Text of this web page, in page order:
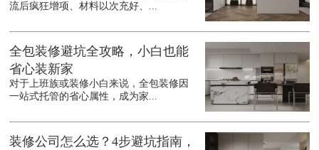
流后疯狂增项、材料以次充好、...
全包装修避坑全攻略，小白也能
省心装新家
对于上班族或装修小白来说，全包装修因
一站式托管的省心属性，成为家...
装修公司怎么选？4步避坑指南，